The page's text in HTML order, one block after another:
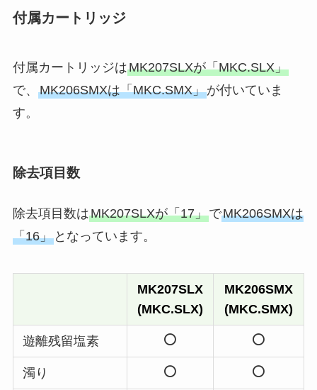
付属カートリッジ
付属カートリッジはMK207SLXが「MKC.SLX」
で、 MK206SMXは「MKC.SMX」が付いていま
す。
除去項目数
除去項目数はMK207SLXが「17」でMK206SMXは
「16」となっています。
MK207SLX
(MKC.SLX)
MK206SMX
(MKC.SMX)
遊離残留塩素
濁り